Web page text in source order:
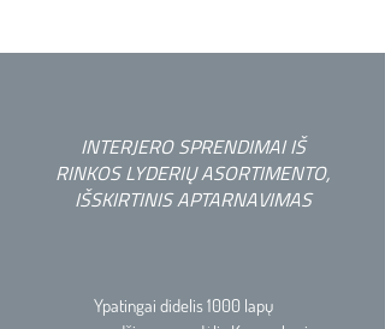
INTERJERO SPRENDIMAI IŠ
RINKOS LYDERIŲ ASORTIMENTO,
IŠSKIRTINIS APTARNAVIMAS
Ypatingai didelis 1000 lapų